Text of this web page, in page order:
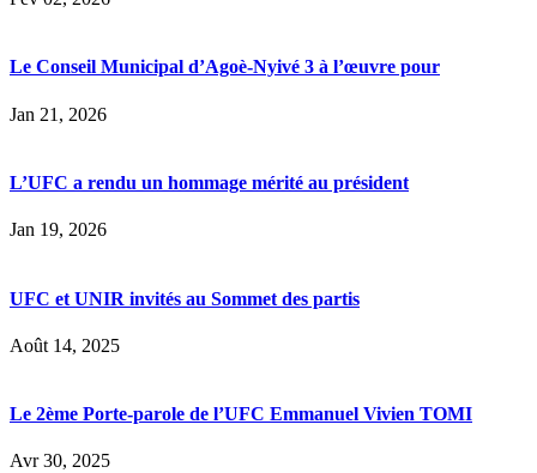
Le Conseil Municipal d’Agoè-Nyivé 3 à l’œuvre pour
Jan 21, 2026
L’UFC a rendu un hommage mérité au président
Jan 19, 2026
UFC et UNIR invités au Sommet des partis
Août 14, 2025
Le 2ème Porte-parole de l’UFC Emmanuel Vivien TOMI
Avr 30, 2025